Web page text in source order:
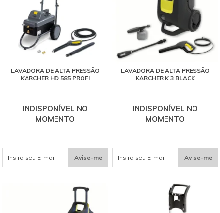
LAVADORA DE ALTA PRESSÃO
KARCHER HD 585 PROFI
INDISPONÍVEL NO
MOMENTO
Avise-me
LAVADORA DE ALTA PRESSÃO
KARCHER K 3 BLACK
INDISPONÍVEL NO
MOMENTO
Avise-me